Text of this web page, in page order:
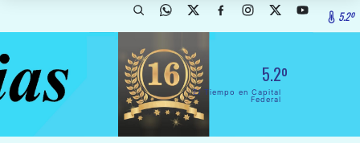
5.2º
5.2º
El Tiempo en Capital
Federal